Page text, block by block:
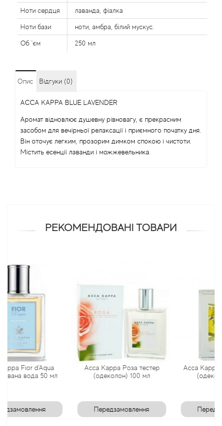
Ноти сердця лаванда, фіалка
Ноти бази ноти, амбра, білий мускус.
Об `єм 250 мл
Опис Відгуки (0)
ACCA KAPPA BLUE LAVENDER
Аромат відновлює душевну рівновагу, є прекрасним
засобом для вечірньої релаксації і приємного початку дня.
Він оточує легким, прозорим димком спокою і чистоти.
Містить есенції лаванди і можжевельника.
РЕКОМЕНДОВАНІ ТОВАРИ
d'Aqua
50 мл
Acca Kappa Роза тестер
(одеколон) 100 мл
Передзамовлення
Acca Kappa Mimosa
(одеколон) 100
Alexandre J
Alfred Dunhill
Alyson Oldoini
American Crew
Amouage
Angel Schlesser
Annayake
Anne Fontaine
Annick Goutal
Antonia's Flowers